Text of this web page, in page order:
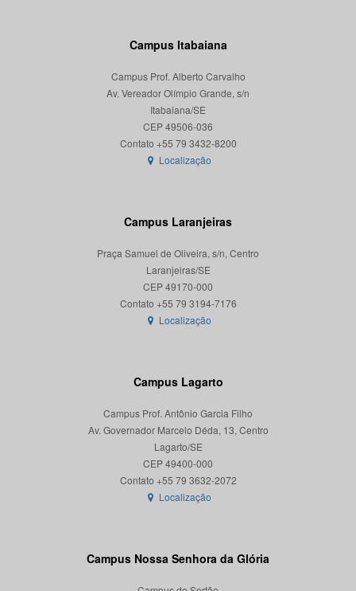
Campus Itabaiana
Campus Prof. Alberto Carvalho
Av. Vereador Olímpio Grande, s/n
Itabaiana/SE
CEP 49506-036
Localização
Campus Laranjeiras
Praça Samuel de Oliveira, s/n, Centro
Laranjeiras/SE
CEP 49170-000
Localização
Campus Lagarto
Campus Prof. Antônio Garcia Filho
Av. Governador Marcelo Déda, 13, Centro
Lagarto/SE
CEP 49400-000
Localização
Campus Nossa Senhora da Glória